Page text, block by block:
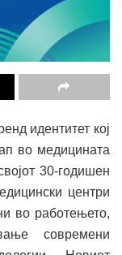
идентитет кој
во медицината
30-годишен
центри
во работењето,
современи